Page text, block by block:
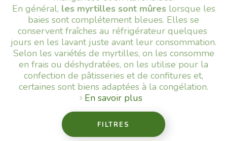
En général, les myrtilles sont mûreslorsque les
baies sont complétement bleues. Elles se
conservent fraîches au réfrigérateur quelques
jours en les lavant juste avant leur consommation.
Selon les variétés de myrtilles, on les consomme
en frais ou déshydratées, on les utilise pour la
confection de pâtisseries et de confitures et,
certaines sont biens adaptées à la congélation.
En savoir plus
FILTRES